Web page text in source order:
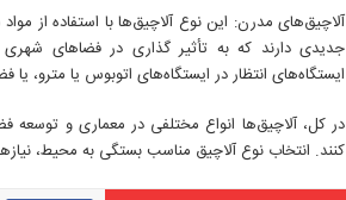
آلاچیق‌های مدرن: این نوع آلاچیق‌ها با استفاده از
جدیدی دارند که به تأثیر گذاری در فضاهای
ایستگاه‌های انتظار در ایستگاه‌های اتوبوس یا مترو،
در کل، آلاچیق‌ها انواع مختلفی در معماری و توسعه
کنند. انتخاب نوع آلاچیق مناسب بستگی به محیط،